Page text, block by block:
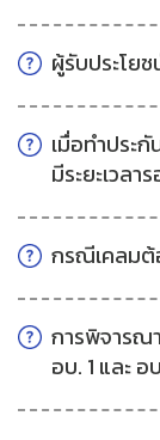
ผู้รับประโย
เมื่อทำประ
มีระยะเวลา
กรณีเคลมต้
การพิจารณ
อบ. 1 และ อ